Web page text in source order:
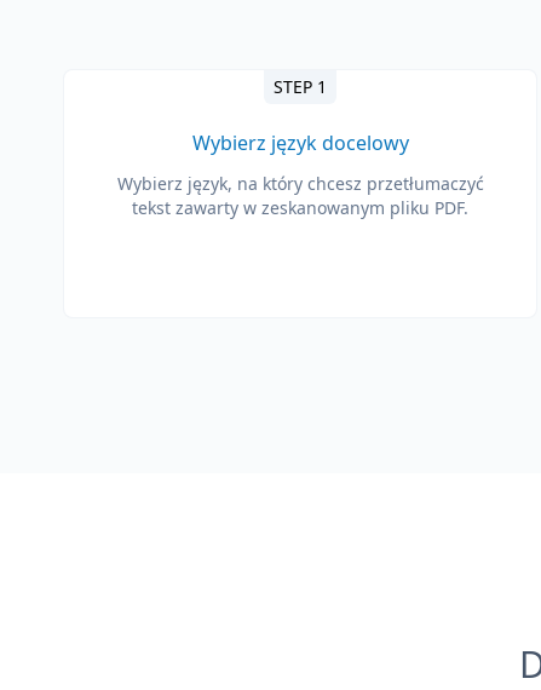
STEP 1
Wybierz język docelowy
Wybierz język, na który chcesz przetłumaczyć
tekst zawarty w zeskanowanym pliku PDF.